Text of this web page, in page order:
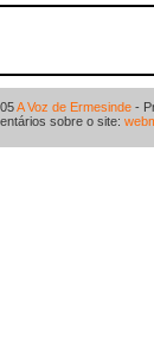
A Voz de Ermesinde -
sobre o site: